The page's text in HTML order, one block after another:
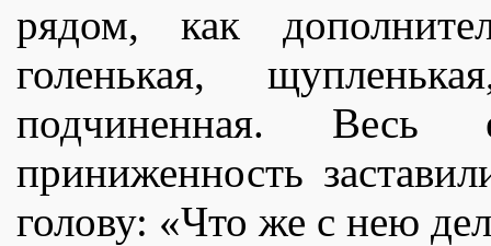
рядом, как
голенькая,
подчиненная.
приниженность
голову: «Что же с нею